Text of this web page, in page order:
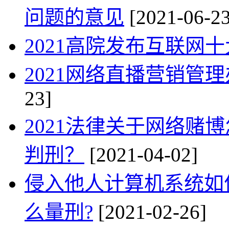
问题的意见 [2021-06-
2021高院发布互联网
2021网络直播营销管
23]
2021法律关于网络赌
判刑？
[2021-04-02]
侵入他人计算机系统
么量刑? [2021-02-26]